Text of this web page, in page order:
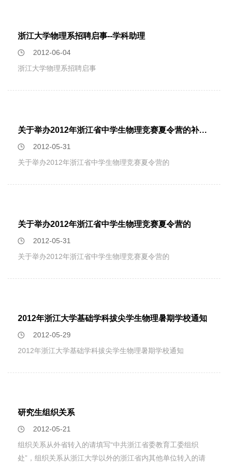
浙江大学物理系招聘启事--学科助理
2012-06-04
浙江大学物理系招聘启事
关于举办2012年浙江省中学生物理竞赛夏令营的补充通知
2012-05-31
关于举办2012年浙江省中学生物理竞赛夏令营的
关于举办2012年浙江省中学生物理竞赛夏令营的
2012-05-31
关于举办2012年浙江省中学生物理竞赛夏令营的
2012年浙江大学基础学科拔尖学生物理暑期学校通知
2012-05-29
2012年浙江大学基础学科拔尖学生物理暑期学校通知
研究生组织关系
2012-05-21
组织关系从外省转入的请填写“中共浙江省委教育工委组织
处”，组织关系从浙江大学以外的浙江省内其他单位转入的请